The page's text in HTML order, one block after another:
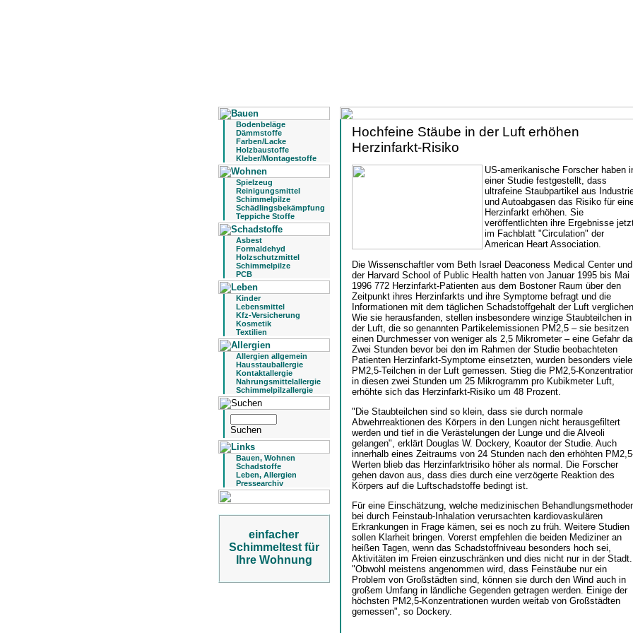
Bodenbeläge
Dämmstoffe
Farben/Lacke
Holzbaustoffe
Kleber/Montagestoffe
Spielzeug
Reinigungsmittel
Schimmelpilze
Schädlingsbekämpfung
Teppiche Stoffe
Asbest
Formaldehyd
Holzschutzmittel
Schimmelpilze
PCB
Kinder
Lebensmittel
Kfz-Versicherung
Kosmetik
Textilien
Allergien allgemein
Hausstauballergie
Kontaktallergie
Nahrungsmittelallergie
Schimmelpilzallergie
Bauen, Wohnen
Schadstoffe
Leben, Allergien
Pressearchiv
einfacher
Schimmeltest für
Ihre Wohnung
Hochfeine Stäube in der Luft erhöhen
Herzinfarkt-Risiko
US-amerikanische Forscher haben
einer Studie festgestellt, dass
ultrafeine Staubpartikel aus
und Autoabgasen das Risiko für
Herzinfarkt erhöhen. Sie
veröffentlichten ihre Ergebnisse
im Fachblatt "Circulation" der
American Heart Association.
Die Wissenschaftler vom Beth Israel Deaconess Medical Center und
der Harvard School of Public Health hatten von Januar 1995 bis Mai
1996 772 Herzinfarkt-Patienten aus dem Bostoner Raum über den
Zeitpunkt ihres Herzinfarkts und ihre Symptome befragt und die
Informationen mit dem täglichen Schadstoffgehalt der Luft
Wie sie herausfanden, stellen insbesondere winzige Staubteilchen in
der Luft, die so genannten Partikelemissionen PM2,5 – sie besitzen
einen Durchmesser von weniger als 2,5 Mikrometer – eine Gefahr
Zwei Stunden bevor bei den im Rahmen der Studie beobachteten
Patienten Herzinfarkt-Symptome einsetzten, wurden besonders viele
PM2,5-Teilchen in der Luft gemessen. Stieg die PM2,5-
in diesen zwei Stunden um 25 Mikrogramm pro Kubikmeter Luft,
erhöhte sich das Herzinfarkt-Risiko um 48 Prozent.
"Die Staubteilchen sind so klein, dass sie durch normale
Abwehrreaktionen des Körpers in den Lungen nicht herausgefiltert
werden und tief in die Verästelungen der Lunge und die Alveoli
gelangen", erklärt Douglas W. Dockery, Koautor der Studie. Auch
innerhalb eines Zeitraums von 24 Stunden nach den erhöhten
Werten blieb das Herzinfarktrisiko höher als normal. Die Forscher
gehen davon aus, dass dies durch eine verzögerte Reaktion des
Körpers auf die Luftschadstoffe bedingt ist.
Für eine Einschätzung, welche medizinischen
bei durch Feinstaub-Inhalation verursachten kardiovaskulären
Erkrankungen in Frage kämen, sei es noch zu früh. Weitere Studien
sollen Klarheit bringen. Vorerst empfehlen die beiden Mediziner an
heißen Tagen, wenn das Schadstoffniveau besonders hoch sei,
Aktivitäten im Freien einzuschränken und dies nicht nur in der Stadt.
"Obwohl meistens angenommen wird, dass Feinstäube nur ein
Problem von Großstädten sind, können sie durch den Wind auch in
großem Umfang in ländliche Gegenden getragen werden. Einige der
höchsten PM2,5-Konzentrationen wurden weitab von Großstädten
gemessen", so Dockery.